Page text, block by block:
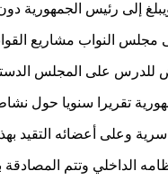
إلى رئيس الجمهورية
القوانين المنصوص عليها بالفصل 7 من هذا
للدرس على المجلس
تقريرا سنويا حول
وعلى أعضائه التقيد بهذه
الداخلي وتتم المصادقة